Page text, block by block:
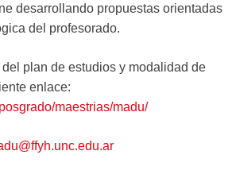
desarrollando propuestas orientadas
del profesorado.
plan de estudios y modalidad de
enlace:
maestrias/madu/